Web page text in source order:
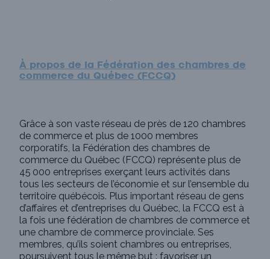
À propos de la Fédération des chambres de
commerce du Québec (FCCQ)
Grâce à son vaste réseau de près de 120 chambres
de commerce et plus de 1000 membres
corporatifs, la Fédération des chambres de
commerce du Québec (FCCQ) représente plus de
45 000 entreprises exerçant leurs activités dans
tous les secteurs de l’économie et sur l’ensemble du
territoire québécois. Plus important réseau de gens
d’affaires et d’entreprises du Québec, la FCCQ est à
la fois une fédération de chambres de commerce et
une chambre de commerce provinciale. Ses
membres, qu’ils soient chambres ou entreprises,
poursuivent tous le même but : favoriser un